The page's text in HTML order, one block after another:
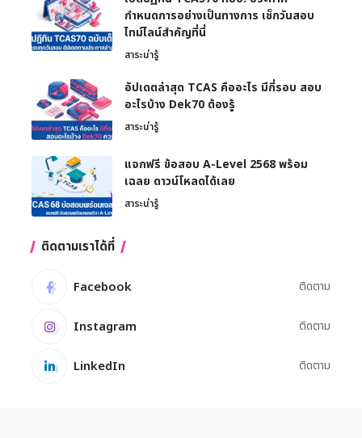
กำหนดการอย่างเป็นทางการ เช็กวันสอบ
ไทม์ไลน์สำคัญที่นี่
สาระน่ารู้
อัปเดตล่าสุด TCAS คืออะไร มีกี่รอบ สอบ
อะไรบ้าง Dek70 ต้องรู้
สาระน่ารู้
แจกฟรี ข้อสอบ A-Level 2568 พร้อม
เฉลย ดาวน์โหลดได้เลย
สาระน่ารู้
ติดตามเราได้ที่
Facebook ติดตาม
Instagram ติดตาม
LinkedIn ติดตาม